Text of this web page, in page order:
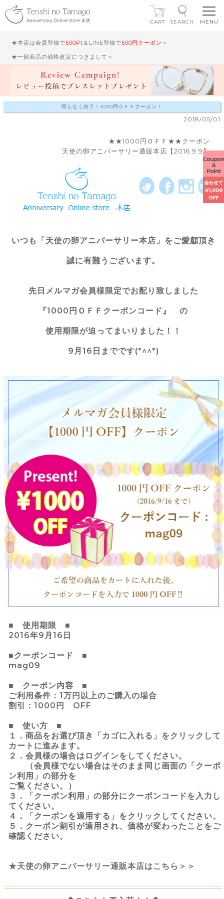
★本店は会員登録で500Pt ＆LINE登録で500円クーポン ＞
★一部商品の価格改定につきまして＞
CART SEARCH
間もなく終了！1000円ＯＦＦクーポン！
2018/05/01
★★1000円ＯＦＦ★★クーポン
天使の卵アニバーサリー通販本店【2016.9.9】
いつも「天使の卵アニバーサリー本店」をご愛顧頂き
誠に有難うございます。
先日メルマガ会員様限定でお配り致しました
『1000円ＯＦＦクーポンコード』 の
使用期限が迫ってまいりました！！
9月16日までです(*^^*)
■ 使用期限 ■
2016年9月16日
■クーポンコード ■
mag09
■ クーポン内容 ■
ご利用条件：1万円以上のご購入の場合
割引：1000円 OFF
■ 使い方 ■
１．商品をお選び頂き「カゴに入れる」をクリックして
カートに進みます。
２．会員様の場合はログインをしてください。
（会員様でない場合はそのまま同じ画面の「クーポ
ン利用」の部分を
ご覧ください。）
３．「クーポン利用」の部分にクーポンコードを入力し
てください。
４．「クーポンを適用する」をクリックしてください。
５．クーポン割引が適用され、価格が変わったことをご
確認ください。
★天使の卵アニバーサリー通販本店はこちら＞＞